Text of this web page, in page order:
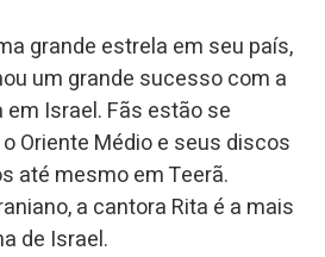
grande estrela em seu país,
um grande sucesso com a
Israel. Fãs estão se
Oriente Médio e seus discos
até mesmo em Teerã.
a cantora Rita é a mais
de Israel.